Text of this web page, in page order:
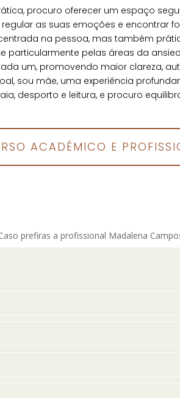
procuro oferecer um espaço
regular as suas emoções e encontrar
na pessoa, mas também
particularmente pelas áreas da
um, promovendo maior clareza,
sou mãe, uma experiência
desporto e leitura, e procuro
ACADÉMICO E
prefiras a profissional Madalena